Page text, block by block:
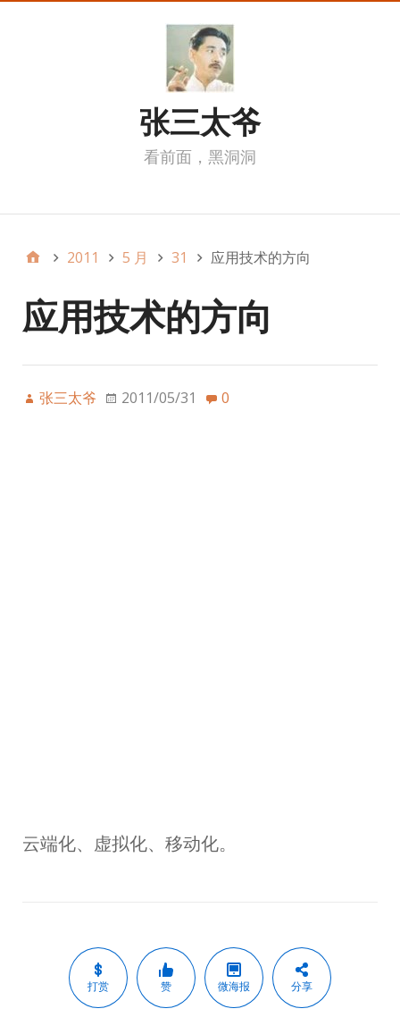
张三太爷
看前面，黑洞洞
2011 5 月 31 应用技术的方向
应用技术的方向
张三太爷 2011/05/31 0
云端化、虚拟化、移动化。
打赏 赞 微海报 分享